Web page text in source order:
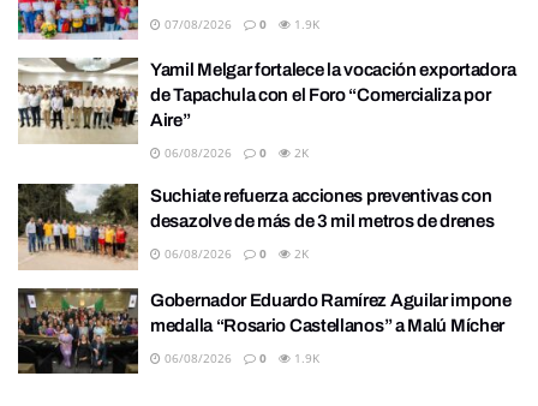
07/08/2026 0 1.9K
Yamil Melgar fortalece la vocación exportadora
de Tapachula con el Foro “Comercializa por
Aire”
06/08/2026 0 2K
Suchiate refuerza acciones preventivas con
desazolve de más de 3 mil metros de drenes
06/08/2026 0 2K
Gobernador Eduardo Ramírez Aguilar impone
medalla “Rosario Castellanos” a Malú Mícher
06/08/2026 0 1.9K